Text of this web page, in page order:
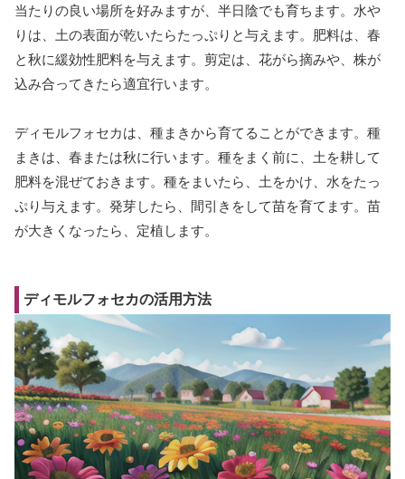
当たりの良い場所を好みますが、半日陰でも育ちます。水や
りは、土の表面が乾いたらたっぷりと与えます。肥料は、春
と秋に緩効性肥料を与えます。剪定は、花がら摘みや、株が
込み合ってきたら適宜行います。
ディモルフォセカは、種まきから育てることができます。種
まきは、春または秋に行います。種をまく前に、土を耕して
肥料を混ぜておきます。種をまいたら、土をかけ、水をたっ
ぷり与えます。発芽したら、間引きをして苗を育てます。苗
が大きくなったら、定植します。
ディモルフォセカの活用方法